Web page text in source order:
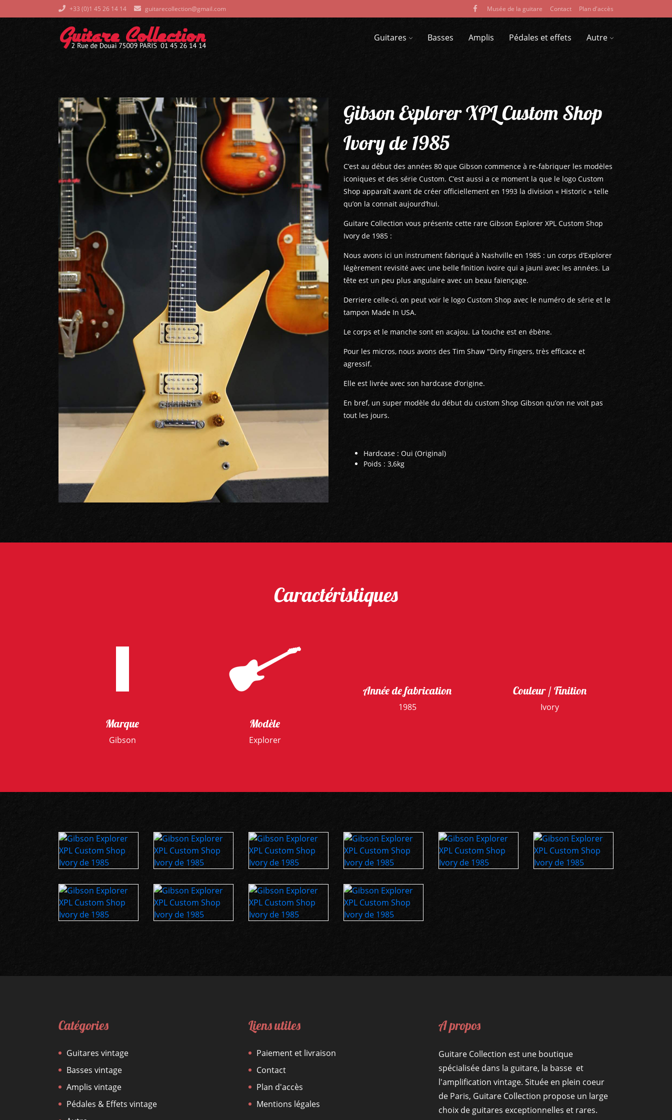
+33 (0)1 45 26 14 14 guitarecollection@gmail.com Musée de la guitare Contact Plan d'accès
Guitares Basses Amplis Pédales et effets Autre
Gibson Explorer XPL Custom Shop
Ivory de 1985
C’est au début des années 80 que Gibson commence à re-fabriquer les modèles
iconiques et des série Custom. C’est aussi a ce moment la que le logo Custom
Shop apparaît avant de créer officiellement en 1993 la division « Historic » telle
qu’on la connait aujourd’hui.
Guitare Collection vous présente cette rare Gibson Explorer XPL Custom Shop
Ivory de 1985 :
Nous avons ici un instrument fabriqué à Nashville en 1985 : un corps d’Explorer
légèrement revisité avec une belle finition ivoire qui a jauni avec les années. La
tête est un peu plus angulaire avec un beau faïençage.
Derriere celle-ci, on peut voir le logo Custom Shop avec le numéro de série et le
tampon Made In USA.
Le corps et le manche sont en acajou. La touche est en ébène.
Pour les micros, nous avons des Tim Shaw "Dirty Fingers, très efficace et
agressif.
Elle est livrée avec son hardcase d’origine.
En bref, un super modèle du début du custom Shop Gibson qu’on ne voit pas
tout les jours.
Hardcase : Oui (Original)
Poids : 3,6kg
Caractéristiques
Marque
Gibson
Modèle
Explorer
Année de fabrication
1985
Couleur / Finition
Ivory
Catégories
Guitares vintage
Basses vintage
Amplis vintage
Pédales & Effets vintage
Liens utiles
Paiement et livraison
Contact
Plan d'accès
Mentions légales
A propos
Guitare Collection est une boutique
spécialisée dans la guitare, la basse et
l'amplification vintage. Située en plein coeur
de Paris, Guitare Collection propose un large
choix de guitares exceptionnelles et rares.